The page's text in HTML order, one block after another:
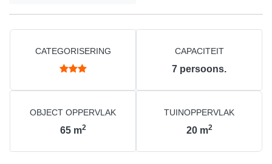
CATEGORISERING CAPACITEIT
7 persoons.
OBJECT OPPERVLAK
65 m2
TUINOPPERVLAK
20 m2